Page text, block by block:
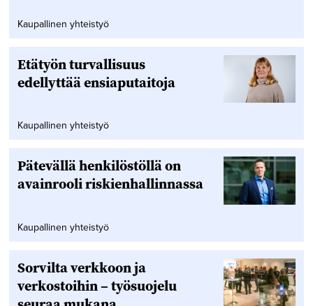
Kaupallinen yhteistyö
Etätyön turvallisuus
edellyttää ensiaputaitoja
Kaupallinen yhteistyö
Pätevällä henkilöstöllä on
avainrooli riskienhallinnassa
Kaupallinen yhteistyö
Sorvilta verkkoon ja
verkostoihin – työsuojelu